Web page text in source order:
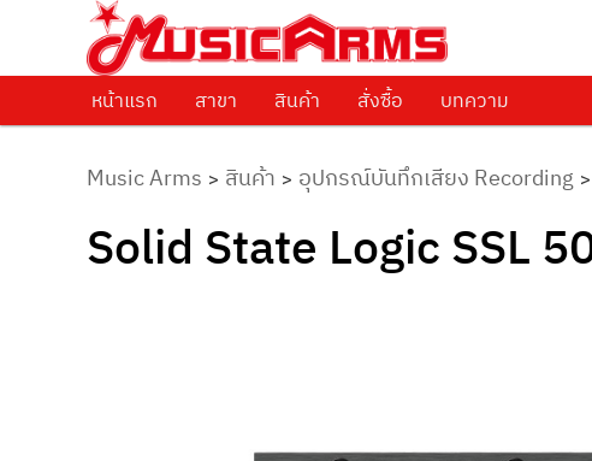
Music Arms
ศูนย์รวมครื่องดนตรีทุกชนิด ตั้งแต่เริ่มต้นถึงมืออาชีพ
Skip to primary content
หน้าแรก สาขา สินค้า สั่งซื้อ บทความ
Music Arms > สินค้า > อุปกรณ์บันทึกเสียง Recording >
Solid State Logic SSL